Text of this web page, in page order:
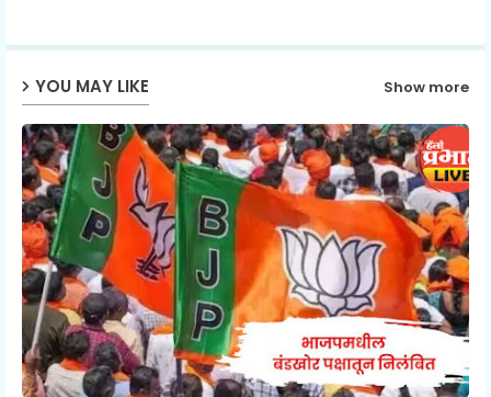
YOU MAY LIKE Show more